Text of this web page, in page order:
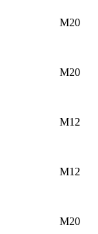
М20
М20
М12
М12
М20